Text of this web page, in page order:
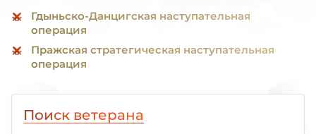
Гдыньско-Данцигская наступательная
операция
Пражская стратегическая наступательная
операция
Поиск ветерана